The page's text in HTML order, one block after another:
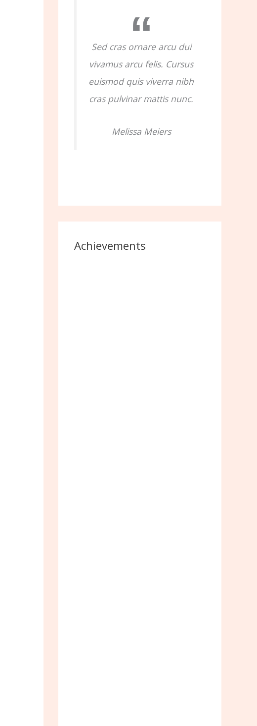
Sed cras ornare arcu dui
vivamus arcu felis. Cursus
euismod quis viverra nibh
cras pulvinar mattis nunc.
Melissa Meiers
Achievements